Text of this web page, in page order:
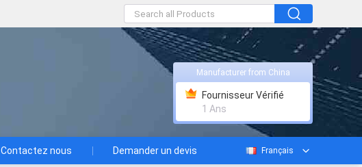
Manufacturer from China
Fournisseur Vérifié
1 Ans
Contactez nous Demander un devis Français